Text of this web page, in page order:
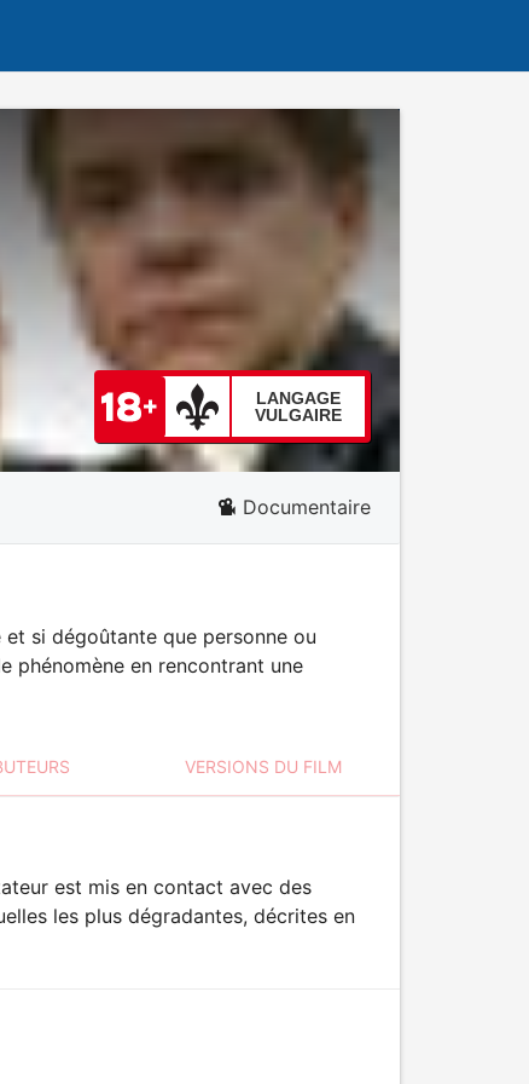
LANGAGE
VULGAIRE
Documentaire
si dégoûtante que personne ou
phénomène en rencontrant une
VERSIONS DU FILM
est mis en contact avec des
les plus dégradantes, décrites en